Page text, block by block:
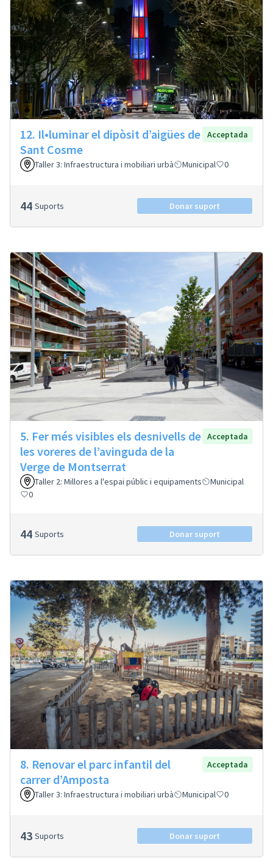
12. Il•luminar el dipòsit d’aigües de
Sant Cosme
Acceptada
Taller 3: Infraestructura i mobiliari urbà Municipal 0
44 Suports Donar suport
5. Fer més visibles els desnivells de
les voreres de l’avinguda de la
Verge de Montserrat
Acceptada
Taller 2: Millores a l'espai públic i equipaments
Municipal
0
44 Suports Donar suport
8. Renovar el parc infantil del
carrer d’Amposta
Acceptada
Taller 3: Infraestructura i mobiliari urbà Municipal 0
43 Suports Donar suport